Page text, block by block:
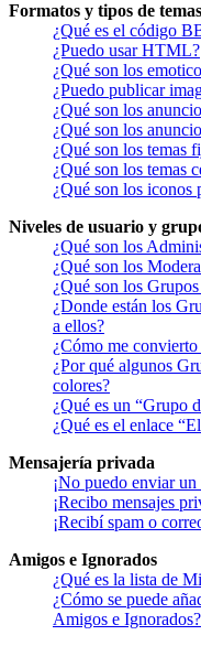
Formatos y tipos de temas
¿Qué es el código
¿Puedo usar HTML?
¿Qué son los
¿Puedo publicar
¿Qué son los
¿Qué son los
¿Qué son los temas
¿Qué son los temas
¿Qué son los iconos
Niveles de usuario y
¿Qué son los
¿Qué son los
¿Qué son los
¿Donde están los
a ellos?
¿Cómo me
¿Por qué algunos
colores?
¿Qué es un “Grupo
¿Qué es el enlace
Mensajería privada
¡No puedo enviar
¡Recibo mensajes
¡Recibí spam o
Amigos e Ignorados
¿Qué es la lista de
¿Cómo se puede
Amigos e Ignorados?